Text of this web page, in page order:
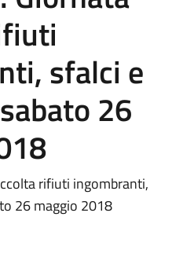
sfalci e
26
rifiuti ingombranti,
26 maggio 2018